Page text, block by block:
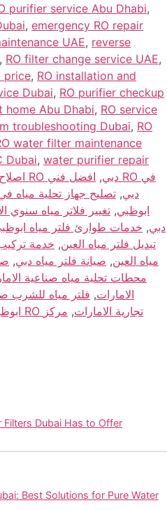
purifier service Abu Dhabi,
, emergency RO repair
UAE, reverse
, RO filter change service UAE,
price, RO installation and
Dubai, RO purifier checkup
home Abu Dhabi, RO service
troubleshooting Dubai, RO
water filter maintenance
Dubai, water purifier repair
اصلاح فوري فلتر مياه RO دبي, افضل فني RO في
دبي, تصليح جهاز تحلية مياه
ابوظبي, تغيير فلاتر مياه سنوي
خدمات اصلاح فلتر RO دبي, خدمات طوارئ فلتر مياه
تبديل فلتر مياه العين, خدمة تركيب
مياه العين, صيانة فلتر مياه دبي,
محطات تحلية مياه صناعية
الامارات, فلتر مياه للشرب
محطة RO تجارية الامارات, مركز
Filters Dubai Has to Offer
Best Solutions for Pure Water